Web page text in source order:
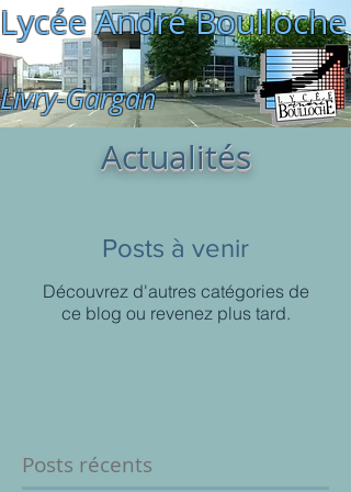
Lycée André Boulloche
Livry-Gargan
Actualités
Posts à venir
Découvrez d'autres catégories de
ce blog ou revenez plus tard.
Posts récents